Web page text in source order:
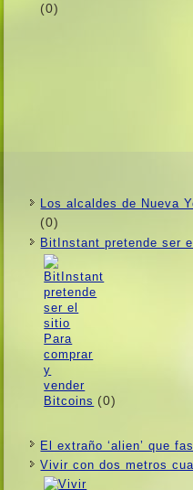
(0)
Los alcaldes de Nueva
(0)
BitInstant pretende ser
(0)
El extraño ‘alien’ que
Vivir con dos metros